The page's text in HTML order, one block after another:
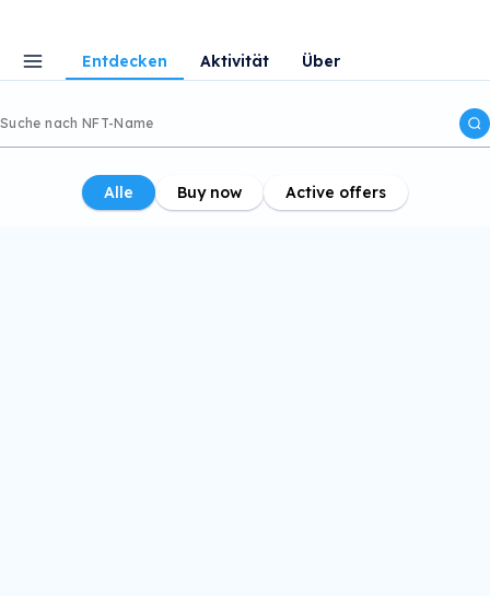
Entdecken Aktivität Über
Alle Buy now Active offers